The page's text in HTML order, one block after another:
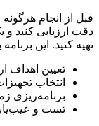
قبل از انجام هرگونه
دقت ارزیابی کنید و
تهیه کنید. این
تعیین اهداف
انتخاب
برنامه‌ریزی
تست و